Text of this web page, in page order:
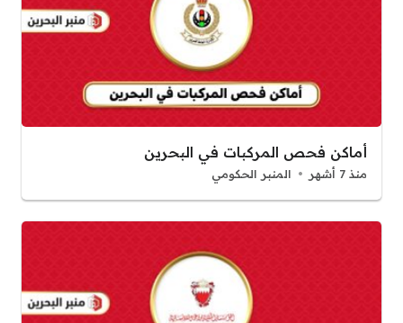
أماكن فحص المركبات في البحرين
منذ 7 أشهر المنبر الحكومي